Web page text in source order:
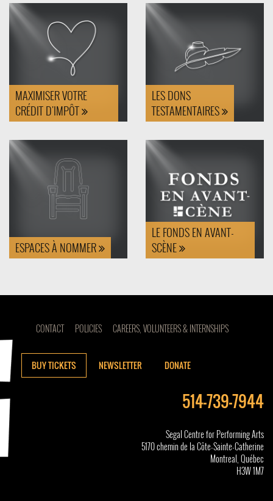
MAXIMISER VOTRE
CRÉDIT D'IMPÔT
LES DONS
TESTAMENTAIRES
ESPACES À NOMMER
LE FONDS EN AVANT-
SCÈNE
CONTACT POLICIES CAREERS, VOLUNTEERS & INTERNSHIPS
BUY TICKETS NEWSLETTER DONATE
514-739-7944
Segal Centre for Performing Arts
5170 chemin de la Côte-Sainte-Catherine
Montreal, Québec
H3W 1M7